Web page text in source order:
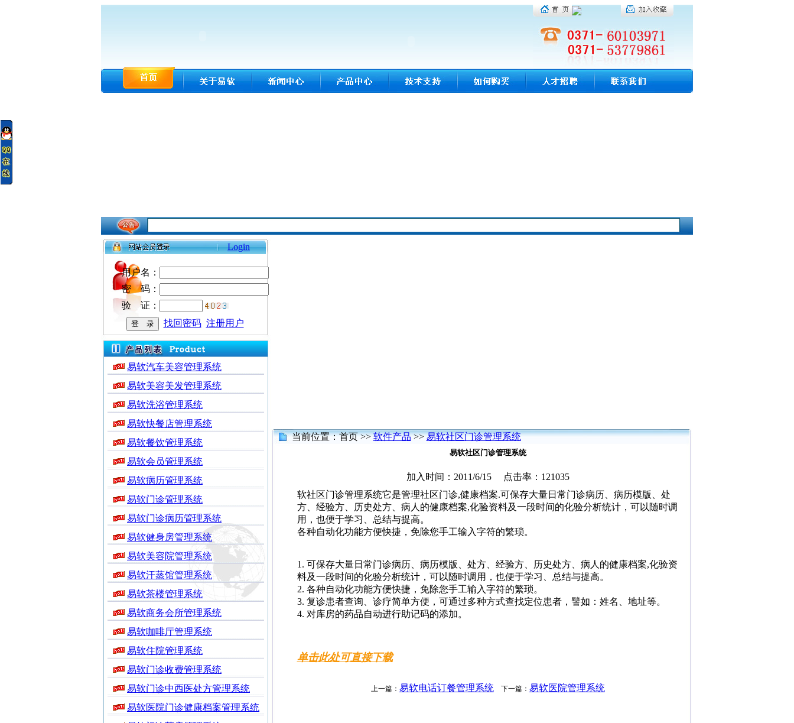
Login
用户名：
密 码：
验 证：
找回密码 注册用户
易软汽车美容管理系统
易软美容美发管理系统
易软洗浴管理系统
易软快餐店管理系统
易软餐饮管理系统
易软会员管理系统
易软病历管理系统
易软门诊管理系统
易软门诊病历管理系统
易软健身房管理系统
易软美容院管理系统
易软汗蒸馆管理系统
易软茶楼管理系统
易软商务会所管理系统
易软咖啡厅管理系统
易软住院管理系统
易软门诊收费管理系统
易软门诊中西医处方管理系统
易软医院门诊健康档案管理系统
当前位置：首页 >>软件产品>>易软社区门诊管理系统
易软社区门诊管理系统
加入时间：2011/6/15 点击率：121035
软社区门诊管理系统它是管理社区门诊,健康档案.可保存大量日常门诊病历、病历模版、处
方、经验方、历史处方、病人的健康档案,化验资料及一段时间的化验分析统计，可以随时调
用，也便于学习、总结与提高。
各种自动化功能方便快捷，免除您手工输入字符的繁琐。
1. 可保存大量日常门诊病历、病历模版、处方、经验方、历史处方、病人的健康档案,化验资
料及一段时间的化验分析统计，可以随时调用，也便于学习、总结与提高。
2. 各种自动化功能方便快捷，免除您手工输入字符的繁琐。
3. 复诊患者查询、诊疗简单方便，可通过多种方式查找定位患者，譬如：姓名、地址等。
4. 对库房的药品自动进行助记码的添加。
单击此处可直接下载
上一篇： 易软电话订餐管理系统 下一篇： 易软医院管理系统